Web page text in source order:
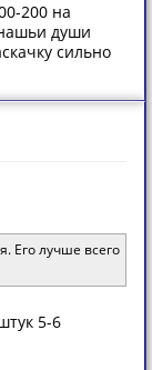
200 на
души
сильно
Его лучше всего
5-6